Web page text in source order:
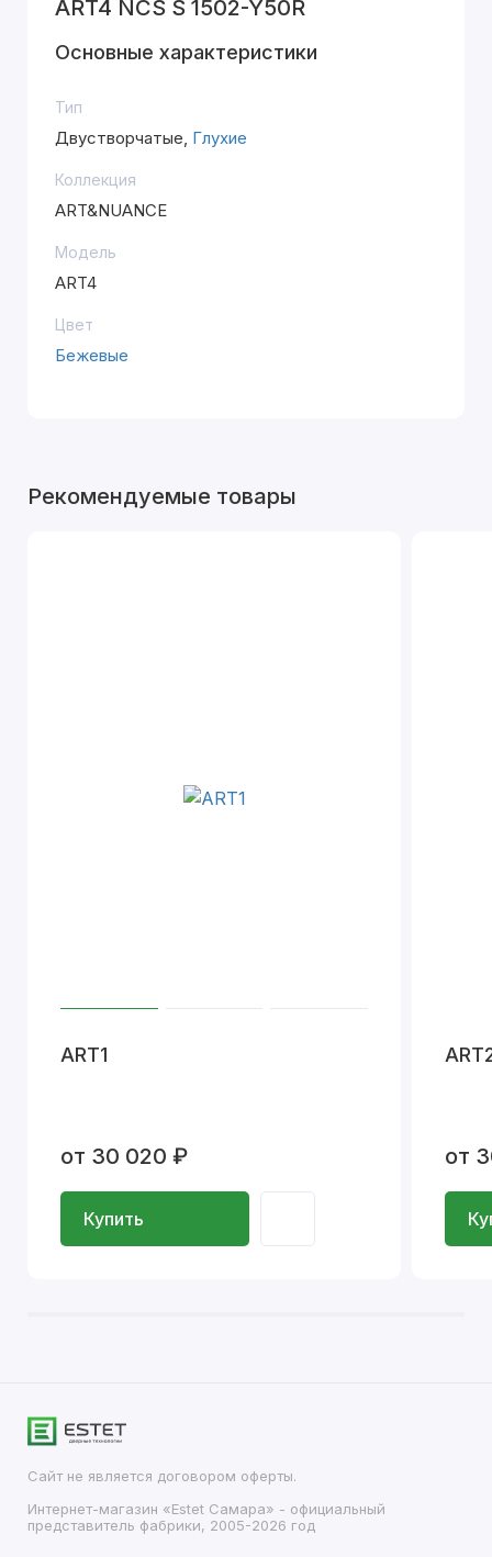
ART4 NCS S 1502-Y50R
Основные характеристики
Тип
Двустворчатые, Глухие
Коллекция
ART&NUANCE
Модель
ART4
Цвет
Бежевые
Рекомендуемые товары
ART1
от 30 020 ₽
Купить
от
Сайт не является договором оферты.
Интернет-магазин «Estet Самара» - официальный
представитель фабрики, 2005-2026 год